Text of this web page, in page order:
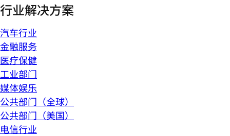
行业解决方案
汽车行业
金融服务
医疗保健
工业部门
媒体娱乐
公共部门（全球）
公共部门（美国）
电信行业